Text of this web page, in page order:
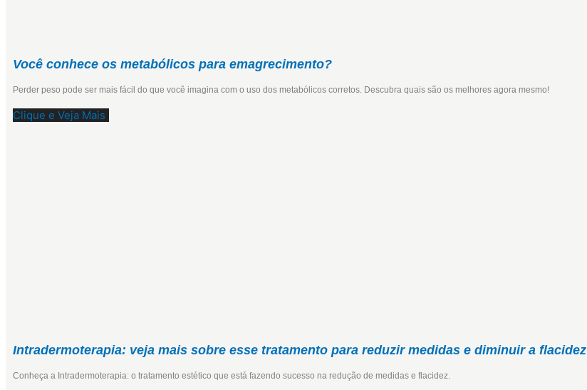
Você conhece os metabólicos para emagrecimento?
Perder peso pode ser mais fácil do que você imagina com o uso dos metabólicos corretos. Descubra quais são os melhores agora mesmo!
Clique e Veja Mais
Intradermoterapia: veja mais sobre esse tratamento para reduzir medidas e diminuir a flacidez
Conheça a Intradermoterapia: o tratamento estético que está fazendo sucesso na redução de medidas e flacidez.